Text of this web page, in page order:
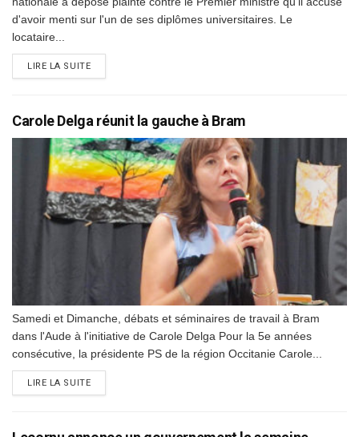
d'avoir menti sur l'un de ses diplômes universitaires. Le
locataire...
LIRE LA SUITEDETAILS
Carole Delga réunit la gauche à Bram
Samedi et Dimanche, débats et séminaires de travail à Bram
dans l'Aude à l'initiative de Carole Delga Pour la 5e années
consécutive, la présidente PS de la région Occitanie Carole...
LIRE LA SUITEDETAILS